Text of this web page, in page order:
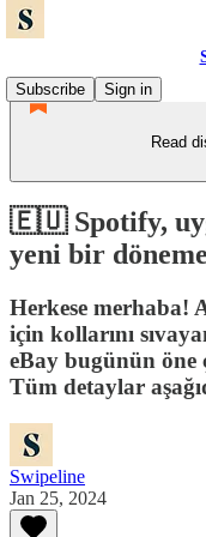
Subscribe
Sign in
Read
🇪🇺 Spotify,
yeni bir
Herkese merhaba!
için kollarını
eBay bugünün öne
Tüm detaylar
Swipeline
Jan 25, 2024